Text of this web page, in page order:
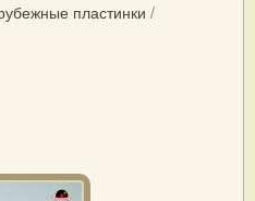
пластинки /